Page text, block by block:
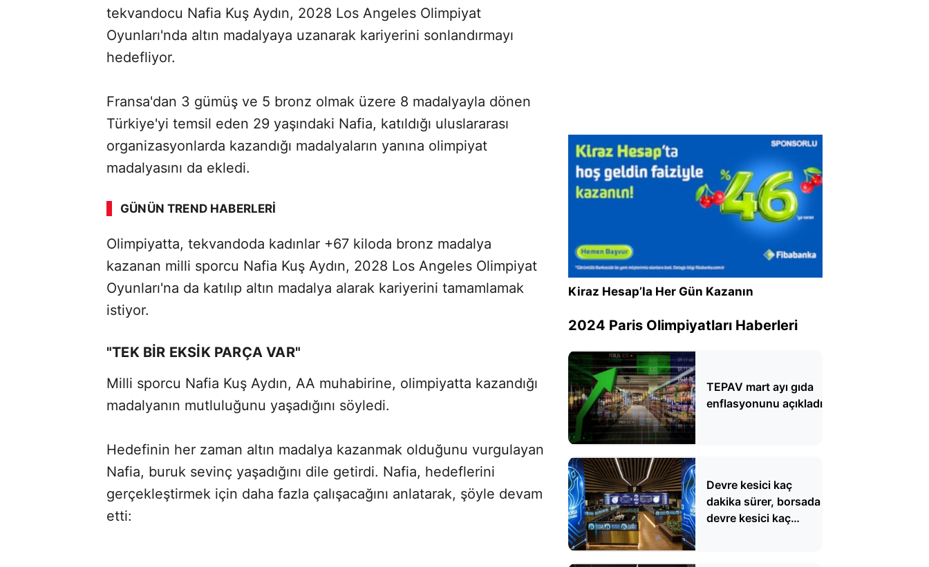
tekvandocu Nafia Kuş Aydın, 2028 Los Angeles Olimpiyat
Oyunları'nda altın madalyaya uzanarak kariyerini sonlandırmayı
hedefliyor.
Fransa'dan 3 gümüş ve 5 bronz olmak üzere 8 madalyayla dönen
Türkiye'yi temsil eden 29 yaşındaki Nafia, katıldığı uluslararası
organizasyonlarda kazandığı madalyaların yanına olimpiyat
madalyasını da ekledi.
GÜNÜN TREND HABERLERI
00:02 / 02:14
Olimpiyatta, tekvandoda kadınlar +67 kiloda bronz madalya
kazanan milli sporcu Nafia Kuş Aydın, 2028 Los Angeles Olimpiyat
Oyunları'na da katılıp altın madalya alarak kariyerini tamamlamak
istiyor.
"TEK BİR EKSİK PARÇA VAR"
Milli sporcu Nafia Kuş Aydın, AA muhabirine, olimpiyatta kazandığı
madalyanın mutluluğunu yaşadığını söyledi.
Hedefinin her zaman altın madalya kazanmak olduğunu vurgulayan
Nafia, buruk sevinç yaşadığını dile getirdi. Nafia, hedeflerini
gerçekleştirmek için daha fazla çalışacağını anlatarak, şöyle devam
etti:
Kiraz Hesap’la Her Gün Kazanın
2024 Paris Olimpiyatları Haberleri
TEPAV mart ayı gıda
enflasyonunu açıkladı
Devre kesici kaç
dakika sürer, borsada
devre kesici kaç